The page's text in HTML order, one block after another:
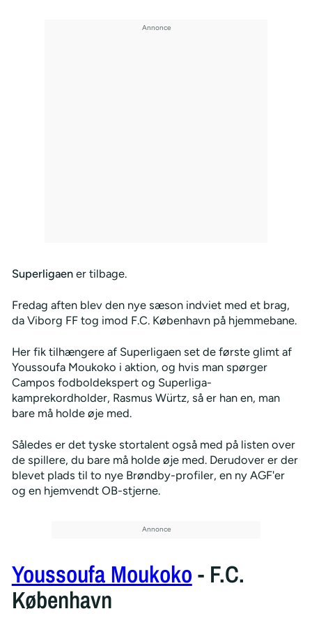
Superligaen er tilbage.
Fredag aften blev den nye sæson indviet med et brag,
da Viborg FF tog imod F.C. København på hjemmebane.
Her fik tilhængere af Superligaen set de første glimt af
Youssoufa Moukoko i aktion, og hvis man spørger
Campos fodboldekspert og Superliga-
kamprekordholder, Rasmus Würtz, så er han en, man
bare må holde øje med.
Således er det tyske stortalent også med på listen over
de spillere, du bare må holde øje med. Derudover er der
blevet plads til to nye Brøndby-profiler, en ny AGF'er
og en hjemvendt OB-stjerne.
Youssoufa Moukoko - F.C.
København